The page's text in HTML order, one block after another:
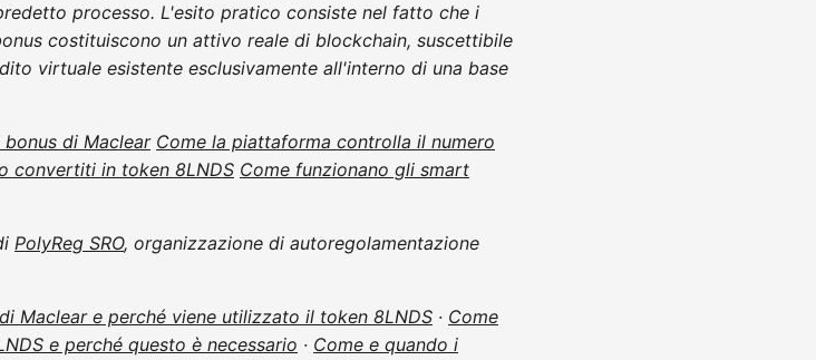
processo. L'esito pratico consiste nel fatto che i
costituiscono un attivo reale di blockchain, suscettibile
virtuale esistente esclusivamente all'interno di una base
di Maclear Come la piattaforma controlla il numero
convertiti in token 8LNDS Come funzionano gli smart
PolyReg SRO, organizzazione di autoregolamentazione
Maclear e perché viene utilizzato il token 8LNDS · Come
e perché questo è necessario · Come e quando i